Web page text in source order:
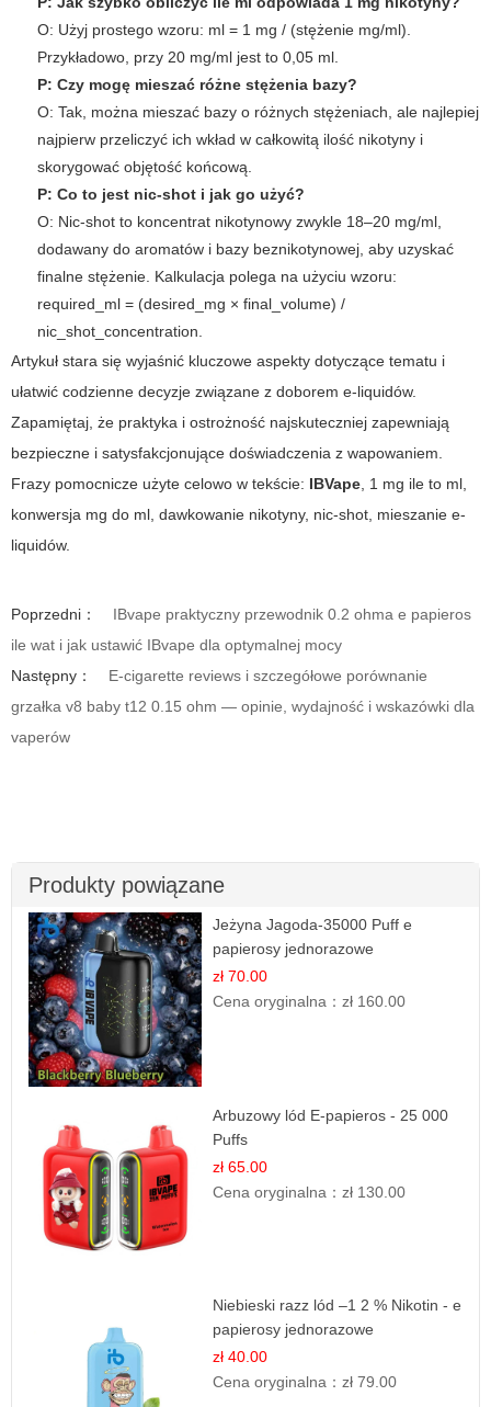
O: Użyj prostego wzoru: ml = 1 mg / (stężenie mg/ml).
Przykładowo, przy 20 mg/ml jest to 0,05 ml.
P: Czy mogę mieszać różne stężenia bazy?
O: Tak, można mieszać bazy o różnych stężeniach, ale najlepiej
najpierw przeliczyć ich wkład w całkowitą ilość nikotyny i
skorygować objętość końcową.
P: Co to jest nic-shot i jak go użyć?
O: Nic-shot to koncentrat nikotynowy zwykle 18–20 mg/ml,
dodawany do aromatów i bazy beznikotynowej, aby uzyskać
finalne stężenie. Kalkulacja polega na użyciu wzoru:
required_ml = (desired_mg × final_volume) /
nic_shot_concentration.
Artykuł stara się wyjaśnić kluczowe aspekty dotyczące tematu i
ułatwić codzienne decyzje związane z doborem e-liquidów.
Zapamiętaj, że praktyka i ostrożność najskuteczniej zapewniają
bezpieczne i satysfakcjonujące doświadczenia z wapowaniem.
Frazy pomocnicze użyte celowo w tekście: IBVape 1 mg ile to ml
konwersja mg do ml, dawkowanie nikotyny, nic-shot, mieszanie e-
liquidów.
Poprzedni：
IBvape praktyczny przewodnik 0.2 ohma e papieros
ile wat i jak ustawić IBvape dla optymalnej mocy
Następny：
E-cigarette reviews i szczegółowe porównanie
grzałka v8 baby t12 0.15 ohm — opinie, wydajność i wskazówki dla
vaperów
Produkty powiązane
Jeżyna Jagoda-35000 Puff e
papierosy jednorazowe
zł 70.00
Cena oryginalna：zł 160.00
Arbuzowy lód E-papieros - 25 000
Puffs
zł 65.00
Cena oryginalna：zł 130.00
Niebieski razz lód –1 2 % Nikotin - e
papierosy jednorazowe
zł 40.00
Cena oryginalna：zł 79.00